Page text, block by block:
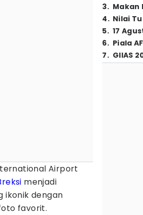
Airport
menjadi
ikonik dengan
favorit.
3. Makan
4. Nilai
5. 17
6. Piala
7. GIIAS